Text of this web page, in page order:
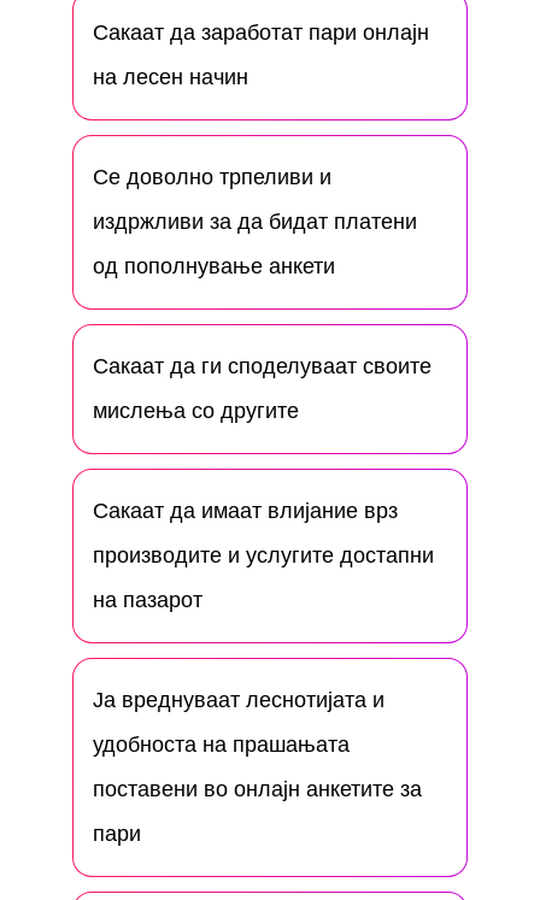
Сакаат да заработат пари онлајн
на лесен начин
Се доволно трпеливи и
издржливи за да бидат платени
од пополнување анкети
Сакаат да ги споделуваат своите
мислења со другите
Сакаат да имаат влијание врз
производите и услугите достапни
на пазарот
Ја вреднуваат леснотијата и
удобноста на прашањата
поставени во онлајн анкетите за
пари